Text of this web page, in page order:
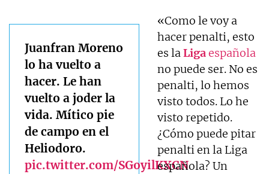
Juanfran Moreno
lo ha vuelto a
hacer. Le han
vuelto a joder la
vida. Mítico pie
de campo en el
Heliodoro.
pic.twitter.com/SGoyilKXCN
«Como le voy a
hacer penalti, esto
es laLigaespañola
no puede ser. No es
penalti, lo hemos
visto todos. Lo he
visto repetido.
¿Cómo puede pitar
penalti en la Liga
española? Un